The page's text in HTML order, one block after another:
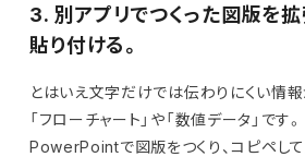
3. 別アプリでつくった図版を
貼り付ける。
とはいえ文字だけでは伝わりにくい情
「フローチャート」や「数値データ」です
PowerPointで図版をつくり、コピペして